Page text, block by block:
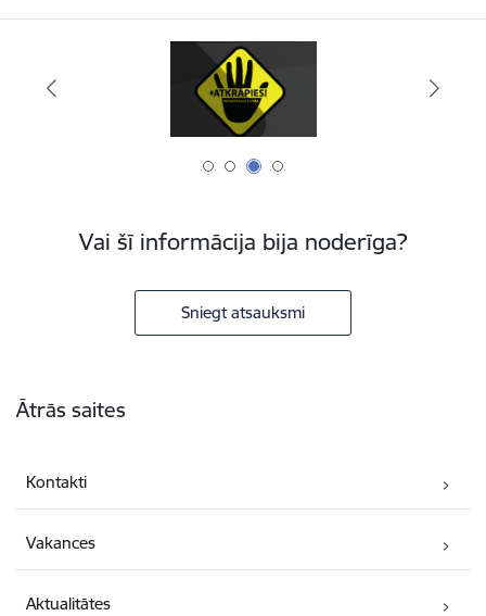
Vai šī informācija bija noderīga?
Sniegt atsauksmi
Ātrās saites
Kontakti
Vakances
Aktualitātes